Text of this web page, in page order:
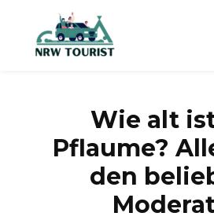
springen
Wie alt
Pflaume?
den